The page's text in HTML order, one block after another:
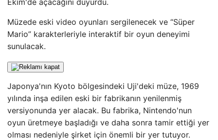
Ekim'de açacağını duyurdu.
Müzede eski video oyunları sergilenecek ve “Süper
Mario” karakterleriyle interaktif bir oyun deneyimi
sunulacak.
Japonya'nın Kyoto bölgesindeki Uji'deki müze, 1969
yılında inşa edilen eski bir fabrikanın yenilenmiş
versiyonunda yer alacak. Bu fabrika, Nintendo'nun
oyun üretmeye başladığı ve daha sonra tamir ettiği yer
olması nedeniyle şirket için önemli bir yer tutuyor.